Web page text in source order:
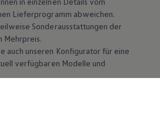
Lieferprogramm abweichen.
Sonderausstattungen der
Mehrpreis.
auch unseren Konfigurator für eine
verfügbaren Modelle und